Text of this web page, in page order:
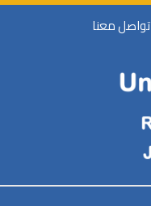
تواصل معنا